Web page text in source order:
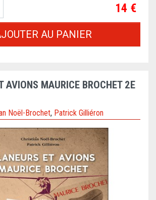
Prix
14 €
AU PANIER
AVIONS MAURICE BROCHET 2E
Noël-Brochet, Patrick Gilliéron